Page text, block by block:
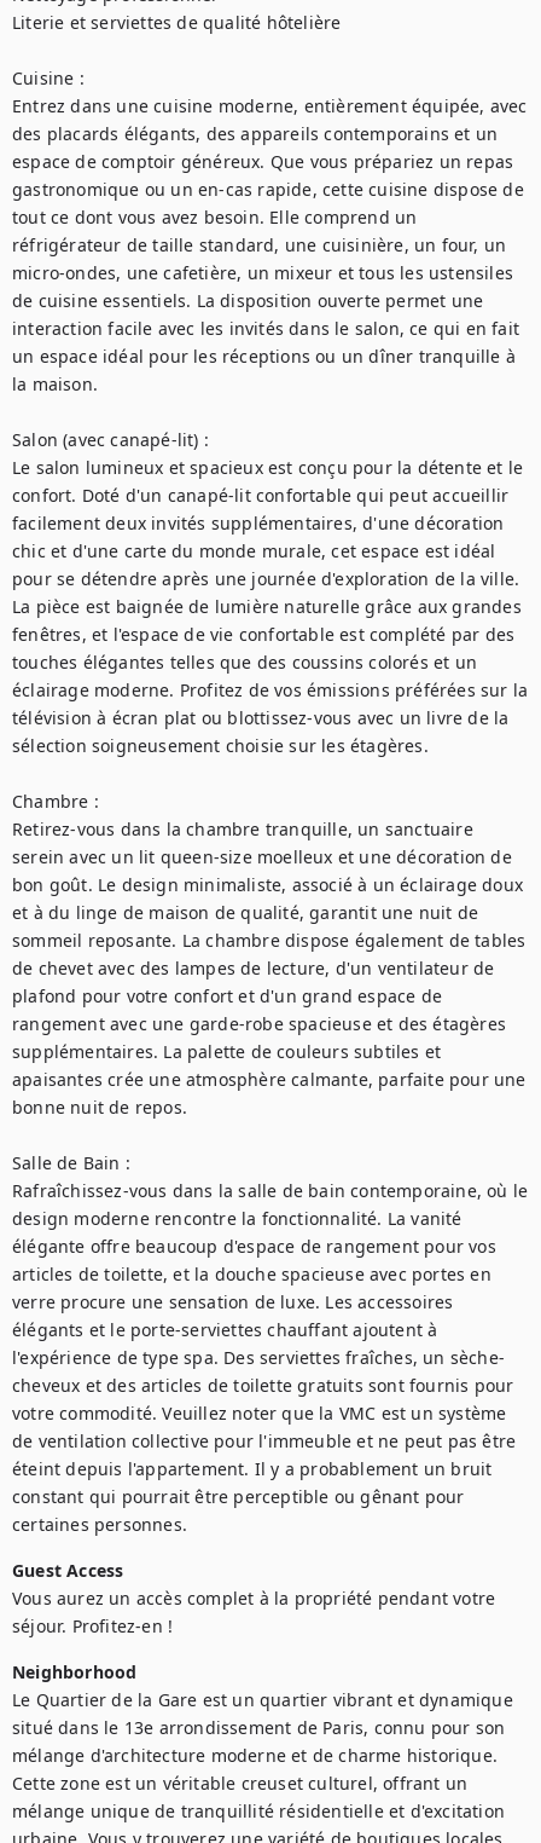
Literie et serviettes de qualité hôtelière
Cuisine :
Entrez dans une cuisine moderne, entièrement équipée, avec
des placards élégants, des appareils contemporains et un
espace de comptoir généreux. Que vous prépariez un repas
gastronomique ou un en-cas rapide, cette cuisine dispose de
tout ce dont vous avez besoin. Elle comprend un
réfrigérateur de taille standard, une cuisinière, un four, un
micro-ondes, une cafetière, un mixeur et tous les ustensiles
de cuisine essentiels. La disposition ouverte permet une
interaction facile avec les invités dans le salon, ce qui en fait
un espace idéal pour les réceptions ou un dîner tranquille à
la maison.
Salon (avec canapé-lit) :
Le salon lumineux et spacieux est conçu pour la détente et le
confort. Doté d'un canapé-lit confortable qui peut accueillir
facilement deux invités supplémentaires, d'une décoration
chic et d'une carte du monde murale, cet espace est idéal
pour se détendre après une journée d'exploration de la ville.
La pièce est baignée de lumière naturelle grâce aux grandes
fenêtres, et l'espace de vie confortable est complété par des
touches élégantes telles que des coussins colorés et un
éclairage moderne. Profitez de vos émissions préférées sur la
télévision à écran plat ou blottissez-vous avec un livre de la
sélection soigneusement choisie sur les étagères.
Chambre :
Retirez-vous dans la chambre tranquille, un sanctuaire
serein avec un lit queen-size moelleux et une décoration de
bon goût. Le design minimaliste, associé à un éclairage doux
et à du linge de maison de qualité, garantit une nuit de
sommeil reposante. La chambre dispose également de tables
de chevet avec des lampes de lecture, d'un ventilateur de
plafond pour votre confort et d'un grand espace de
rangement avec une garde-robe spacieuse et des étagères
supplémentaires. La palette de couleurs subtiles et
apaisantes crée une atmosphère calmante, parfaite pour une
bonne nuit de repos.
Salle de Bain :
Rafraîchissez-vous dans la salle de bain contemporaine, où le
design moderne rencontre la fonctionnalité. La vanité
élégante offre beaucoup d'espace de rangement pour vos
articles de toilette, et la douche spacieuse avec portes en
verre procure une sensation de luxe. Les accessoires
élégants et le porte-serviettes chauffant ajoutent à
l'expérience de type spa. Des serviettes fraîches, un sèche-
cheveux et des articles de toilette gratuits sont fournis pour
votre commodité. Veuillez noter que la VMC est un système
de ventilation collective pour l'immeuble et ne peut pas être
éteint depuis l'appartement. Il y a probablement un bruit
constant qui pourrait être perceptible ou gênant pour
certaines personnes.
Guest Access
Vous aurez un accès complet à la propriété pendant votre
séjour. Profitez-en !
Neighborhood
Le Quartier de la Gare est un quartier vibrant et dynamique
situé dans le 13e arrondissement de Paris, connu pour son
mélange d'architecture moderne et de charme historique.
Cette zone est un véritable creuset culturel, offrant un
mélange unique de tranquillité résidentielle et d'excitation